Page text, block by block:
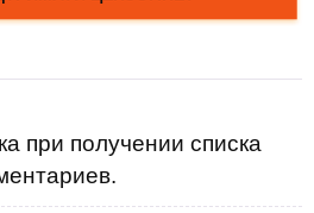
при получении списка